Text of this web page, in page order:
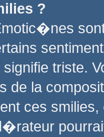
?
signifie triste.
la
ces